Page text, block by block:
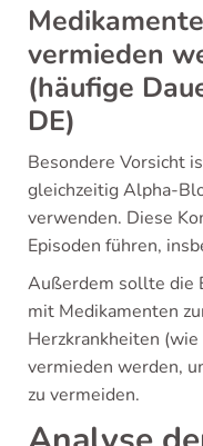
vermieden
(häufige
DE)
Besondere Vorsicht
gleichzeitig Alpha-
verwenden. Diese
Episoden führen,
Außerdem sollte die
mit Medikamenten
Herzkrankheiten
vermieden werden,
zu vermeiden.